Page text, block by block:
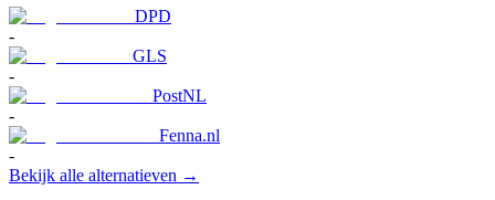
DPD
-
GLS
-
PostNL
-
Fenna.nl
-
Bekijk alle alternatieven →